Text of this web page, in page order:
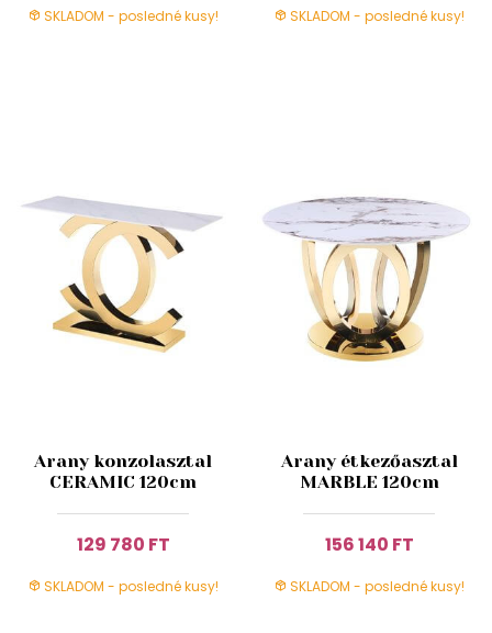
SKLADOM - posledné kusy! SKLADOM - posledné kusy!
Arany konzolasztal
CERAMIC 120cm
129 780 FT
SKLADOM - posledné kusy!
Arany étkezőasztal
MARBLE 120cm
156 140 FT
SKLADOM - posledné kusy!